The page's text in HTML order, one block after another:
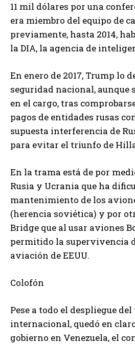
11 mil dólares por una
era miembro del equipo de
previamente, hasta 2014,
la DIA, la agencia de
En enero de 2017, Trump lo
seguridad nacional, aunque
en el cargo, tras
pagos de entidades rusas
supuesta interferencia de
para evitar el triunfo de
En la trama está de por
Rusia y Ucrania que ha
mantenimiento de los
(herencia soviética) y por
Bridge que al usar aviones
permitido la supervivencia
aviación de EEUU.
Colofón
Pese a todo el despliegue
internacional, quedó en
gobierno en Venezuela, el